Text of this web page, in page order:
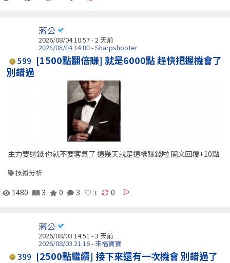
蔣公
2026/08/04 10:57 - 2 天前
2026/08/04 14:00 - Sharpshooter
599 [1500點翻倍賺] 就是6000點 趕快把握機會了
別錯過
主力要送錢 你就不要客氣了 這幾天就是這樣賺錢啦 閱文回覆+10點
技術分析
1480 3 0 3 0
蔣公
2026/08/03 14:51 - 3 天前
2026/08/03 21:16 - 來福寶寶
399 [2500點繼續] 接下來還有一次機會 別錯過了